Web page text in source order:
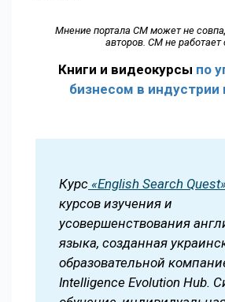
Мнение портала СМ может не
авторов. СМ не работает
Книги и видеокурсы по
бизнесом в индустрии
Курс «English Search Quest»
курсов изучения и
усовершенствования
языка, созданная
образовательной
Intelligence Evolution Hub.